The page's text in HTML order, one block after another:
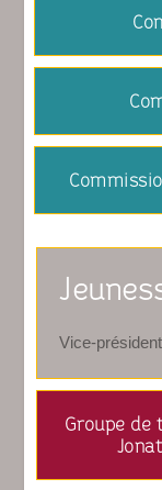
Vice-
Groupe de